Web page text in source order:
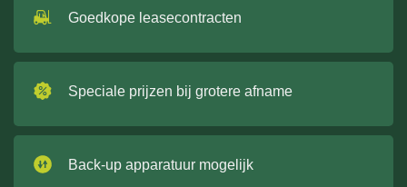
Goedkope leasecontracten
Speciale prijzen bij grotere afname
Back-up apparatuur mogelijk